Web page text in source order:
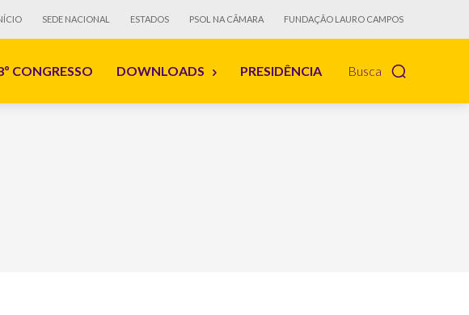
SEDE NACIONAL ESTADOS PSOL NA CÂMARA FUNDAÇÃO LAURO CAMPOS
Busca
CONGRESSO DOWNLOADS PRESIDÊNCIA